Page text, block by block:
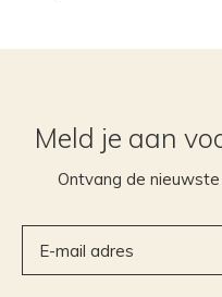
Meld je aan
Ontvang de